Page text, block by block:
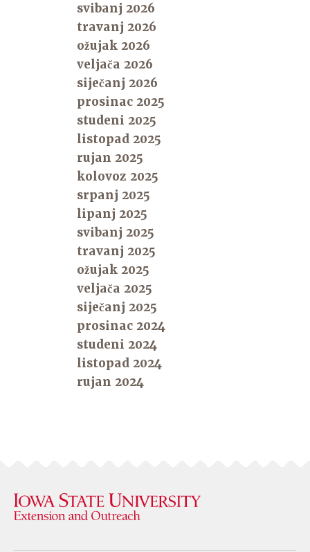
svibanj 2026
travanj 2026
ožujak 2026
veljača 2026
siječanj 2026
prosinac 2025
studeni 2025
listopad 2025
rujan 2025
kolovoz 2025
srpanj 2025
lipanj 2025
svibanj 2025
travanj 2025
ožujak 2025
veljača 2025
siječanj 2025
prosinac 2024
studeni 2024
listopad 2024
rujan 2024